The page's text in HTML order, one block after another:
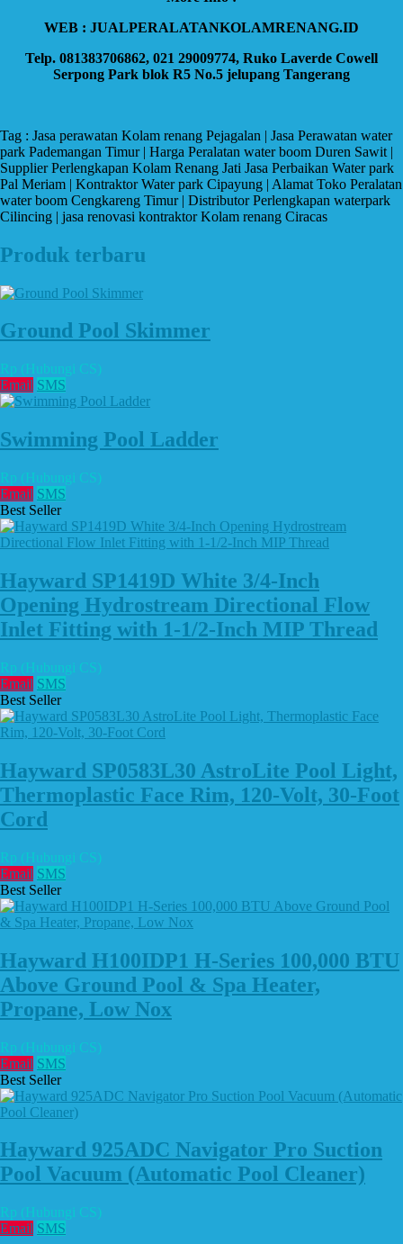
WEB : JUALPERALATANKOLAMRENANG.ID
Telp. 081383706862, 021 29009774, Ruko Laverde Cowell
Serpong Park blok R5 No.5 jelupang Tangerang
Tag : Jasa perawatan Kolam renang Pejagalan | Jasa Perawatan water
park Pademangan Timur | Harga Peralatan water boom Duren Sawit |
Supplier Perlengkapan Kolam Renang Jati Jasa Perbaikan Water park
Pal Meriam | Kontraktor Water park Cipayung | Alamat Toko Peralatan
water boom Cengkareng Timur | Distributor Perlengkapan waterpark
Cilincing | jasa renovasi kontraktor Kolam renang Ciracas
Produk terbaru
Ground Pool Skimmer
Rp (Hubungi CS)
Email SMS
Swimming Pool Ladder
Rp (Hubungi CS)
Email SMS
Best Seller
Hayward SP1419D White 3/4-Inch
Opening Hydrostream Directional Flow
Inlet Fitting with 1-1/2-Inch MIP Thread
Rp (Hubungi CS)
Email SMS
Best Seller
Hayward SP0583L30 AstroLite Pool Light,
Thermoplastic Face Rim, 120-Volt, 30-Foot
Cord
Rp (Hubungi CS)
Email SMS
Best Seller
Hayward H100IDP1 H-Series 100,000 BTU
Above Ground Pool & Spa Heater,
Propane, Low Nox
Rp (Hubungi CS)
Email SMS
Best Seller
Hayward 925ADC Navigator Pro Suction
Pool Vacuum (Automatic Pool Cleaner)
Rp (Hubungi CS)
Email SMS